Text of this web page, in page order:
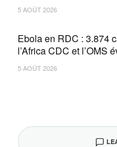
5 AOÛT 2026
Ebola en RDC : 3.874
l’Africa CDC et l’OMS
5 AOÛT 2026